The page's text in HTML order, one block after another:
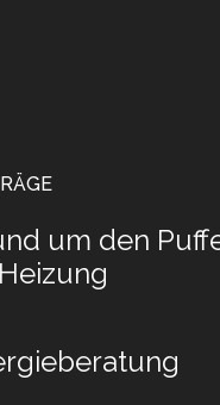
um den